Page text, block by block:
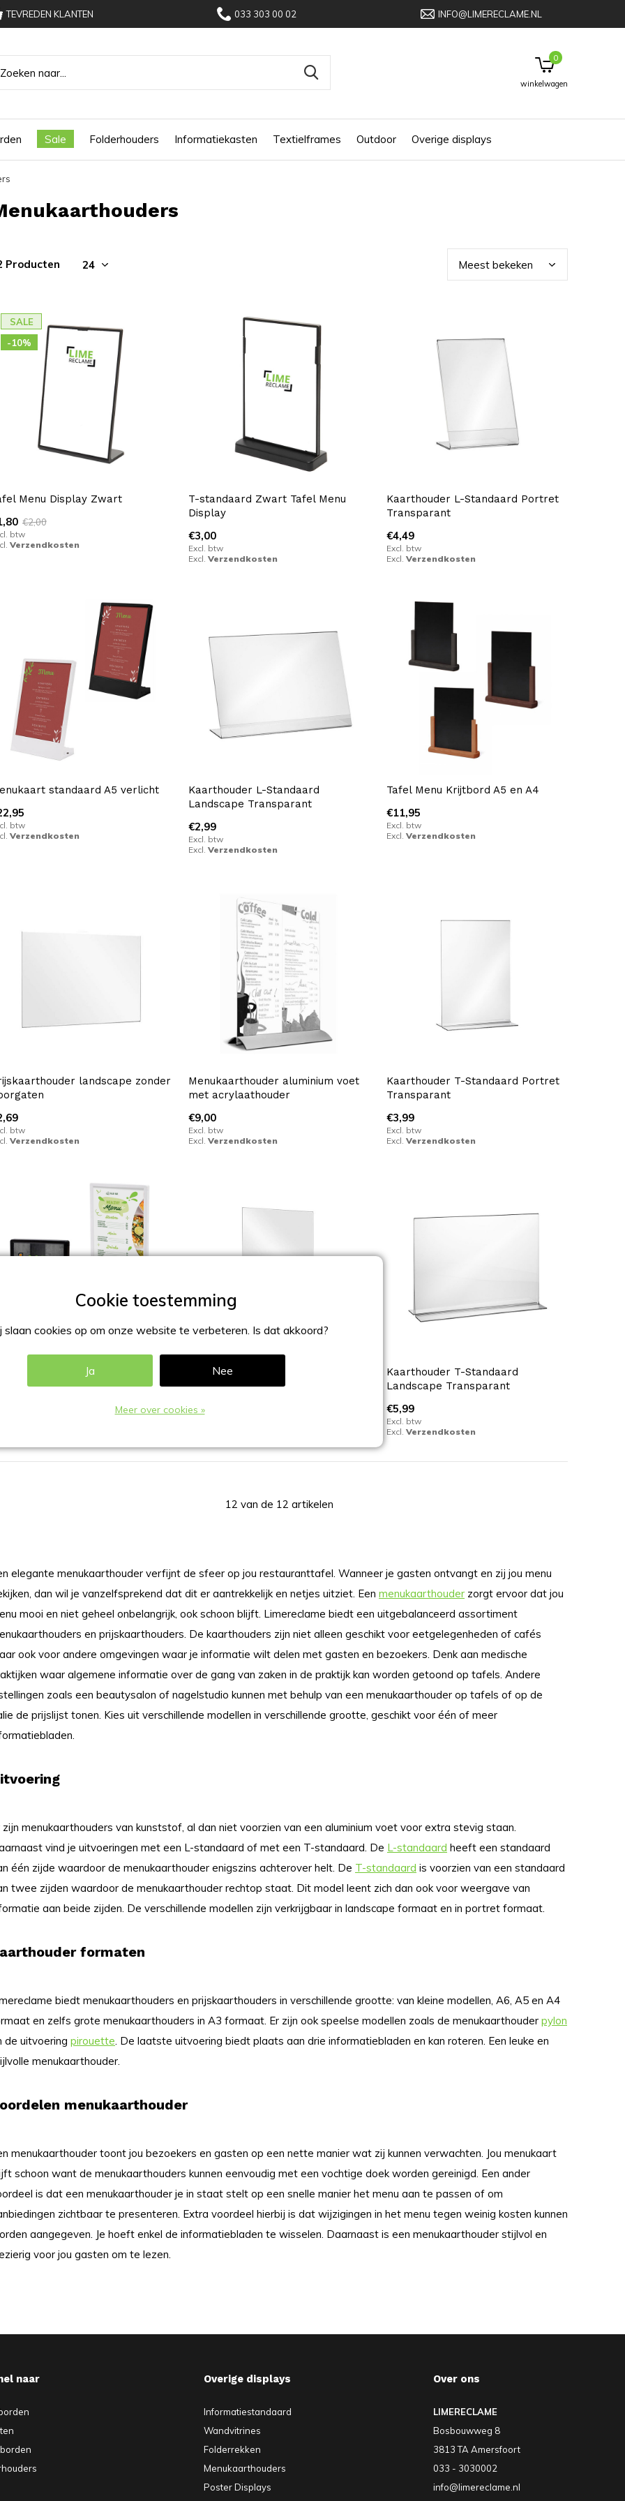
TEVREDEN KLANTEN 033 303 00 02 INFO@LIMERECLAME.NL
Folderhouders
Sale Informatiekasten Textielframes Outdoor Overige displays
winkelwagen
0
Producten
SALE
-10%
Menu Display Zwart
€2,00
btw
Verzendkosten
T-standaard Zwart Tafel Menu
Display
€3,00
Excl. btw
Excl. Verzendkosten
Kaarthouder L-Standaard Portret
Transparant
€4,49
Excl. btw
Excl. Verzendkosten
standaard A5 verlicht
btw
Verzendkosten
Kaarthouder L-Standaard
Landscape Transparant
€2,99
Excl. btw
Excl. Verzendkosten
Tafel Menu Krijtbord A5 en A4
€11,95
Excl. btw
Excl. Verzendkosten
landscape zonder
btw
Verzendkosten
Menukaarthouder aluminium voet
met acrylaathouder
€9,00
Excl. btw
Excl. Verzendkosten
Kaarthouder T-Standaard Portret
Transparant
€3,99
Excl. btw
Excl. Verzendkosten
verlicht zwart of
Prijskaarthouder portret zonder
boorgaten
€2,49
Kaarthouder T-Standaard
Landscape Transparant
€5,99
Excl. btw
Excl. Verzendkosten
12 van de 12 artikelen
elegante menukaarthouder verfijnt de sfeer op jou restauranttafel. Wanneer je gasten ontvangt en zij jou menu
dan wil je vanzelfsprekend dat dit er aantrekkelijk en netjes uitziet. Een menukaarthouder zorgt ervoor dat jou
mooi en niet geheel onbelangrijk, ook schoon blijft. Limereclame biedt een uitgebalanceerd assortiment
en prijskaarthouders. De kaarthouders zijn niet alleen geschikt voor eetgelegenheden of cafés
ook voor andere omgevingen waar je informatie wilt delen met gasten en bezoekers. Denk aan medische
waar algemene informatie over de gang van zaken in de praktijk kan worden getoond op tafels. Andere
zoals een beautysalon of nagelstudio kunnen met behulp van een menukaarthouder op tafels of op de
de prijslijst tonen. Kies uit verschillende modellen in verschillende grootte, geschikt voor één of meer
zijn menukaarthouders van kunststof, al dan niet voorzien van een aluminium voet voor extra stevig staan.
vind je uitvoeringen met een L-standaard of met een T-standaard. De L-standaard heeft een standaard
één zijde waardoor de menukaarthouder enigszins achterover helt. De T-standaard is voorzien van een standaard
twee zijden waardoor de menukaarthouder rechtop staat. Dit model leent zich dan ook voor weergave van
aan beide zijden. De verschillende modellen zijn verkrijgbaar in landscape formaat en in portret formaat.
formaten
biedt menukaarthouders en prijskaarthouders in verschillende grootte: van kleine modellen, A6, A5 en A4
en zelfs grote menukaarthouders in A3 formaat. Er zijn ook speelse modellen zoals de menukaarthouder pylon
de uitvoering pirouette. De laatste uitvoering biedt plaats aan drie informatiebladen en kan roteren. Een leuke en
menukaarthouder.
menukaarthouder
menukaarthouder toont jou bezoekers en gasten op een nette manier wat zij kunnen verwachten. Jou menukaart
schoon want de menukaarthouders kunnen eenvoudig met een vochtige doek worden gereinigd. Een ander
is dat een menukaarthouder je in staat stelt op een snelle manier het menu aan te passen of om
zichtbaar te presenteren. Extra voordeel hierbij is dat wijzigingen in het menu tegen weinig kosten kunnen
aangegeven. Je hoeft enkel de informatiebladen te wisselen. Daarnaast is een menukaarthouder stijlvol en
voor jou gasten om te lezen.
naar Overige displays
Informatiestandaard
Wandvitrines
Folderrekken
Menukaarthouders
Poster Displays
Over ons
LIMERECLAME
Bosbouwweg 8
3813 TA Amersfoort
033 - 3030002
info@limereclame.nl
slaan cookies op om onze website te verbeteren. Is dat akkoord?
Ja Nee
Meer over cookies »